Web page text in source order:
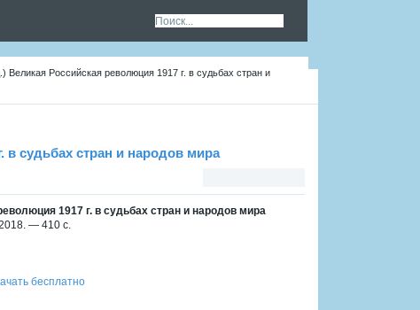
Великая Российская революция 1917 г. в судьбах стран и
судьбах стран и народов мира
1917 г. в судьбах стран и народов мира
— 410 с.
бесплатно